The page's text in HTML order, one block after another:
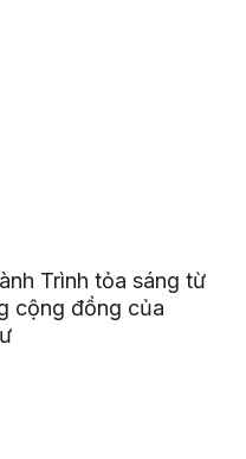
Trình tỏa sáng từ
cộng đồng của